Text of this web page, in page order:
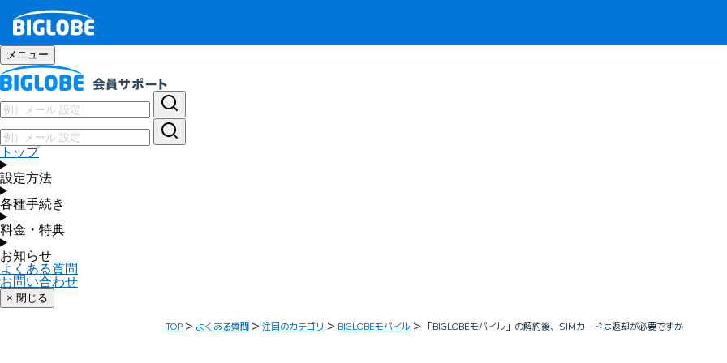
メニュー
トップ
設定方法
各種手続き
料金・特典
お知らせ
よくある質問
お問い合わせ
× 閉じる
TOP よくある質問 注目のカテゴリ BIGLOBEモバイル 「BIGLOBEモバイル」の解約後、SIMカードは返却が必要ですか